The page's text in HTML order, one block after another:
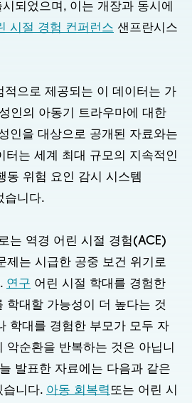
되었으며, 이는 개장과 동시에
시절 경험 컨퍼런스 샌프란시스
으로 제공되는 이 데이터는 가
인의 아동기 트라우마에 대한
인을 대상으로 공개된 자료와는
터는 세계 최대 규모의 지속적인
동 위험 요인 감시 시스템
습니다.
는 역경 어린 시절 경험(ACE)
제는 시급한 공중 보건 위기로
연구 어린 시절 학대를 경험한
학대할 가능성이 더 높다는 것
학대를 경험한 부모가 모두 자
악순환을 반복하는 것은 아닙니
발표한 자료에는 다음과 같은
습니다. 아동 회복력또는 어린 시